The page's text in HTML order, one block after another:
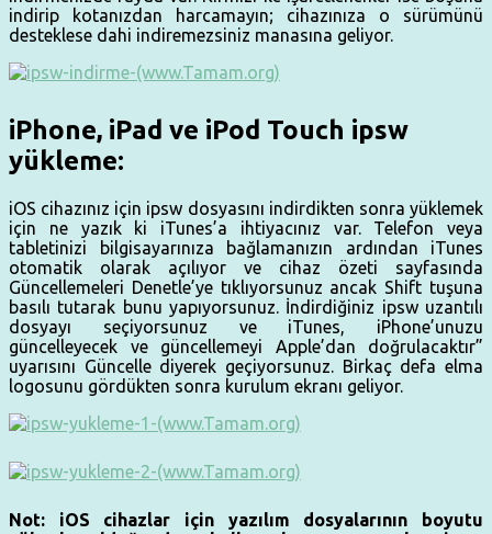
indirip kotanızdan harcamayın; cihazınıza o sürümünü
desteklese dahi indiremezsiniz manasına geliyor.
iPhone, iPad ve iPod Touch ipsw
yükleme:
iOS cihazınız için ipsw dosyasını indirdikten sonra yüklemek
için ne yazık ki iTunes’a ihtiyacınız var. Telefon veya
tabletinizi bilgisayarınıza bağlamanızın ardından iTunes
otomatik olarak açılıyor ve cihaz özeti sayfasında
Güncellemeleri Denetle’ye tıklıyorsunuz ancak Shift tuşuna
basılı tutarak bunu yapıyorsunuz. İndirdiğiniz ipsw uzantılı
dosyayı seçiyorsunuz ve iTunes, iPhone’unuzu
güncelleyecek ve güncellemeyi Apple’dan doğrulacaktır”
uyarısını Güncelle diyerek geçiyorsunuz. Birkaç defa elma
logosunu gördükten sonra kurulum ekranı geliyor.
Not: iOS cihazlar için yazılım dosyalarının boyutu